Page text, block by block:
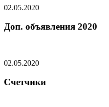
02.05.2020
Доп. объявления 2020
02.05.2020
Счетчики